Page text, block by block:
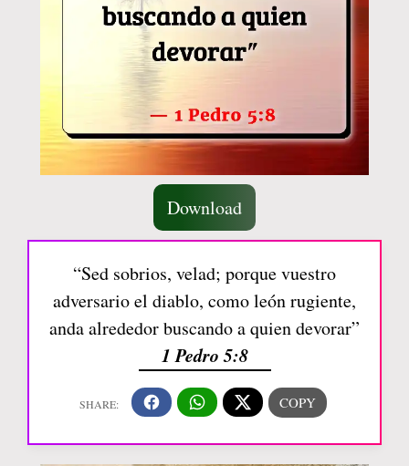
Download
“Sed sobrios, velad; porque vuestro
adversario el diablo, como león rugiente,
anda alrededor buscando a quien devorar”
1 Pedro 5:8